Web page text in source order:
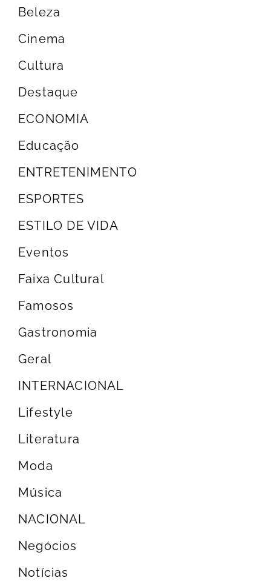
Beleza
Cinema
Cultura
Destaque
ECONOMIA
Educação
ENTRETENIMENTO
ESPORTES
ESTILO DE VIDA
Eventos
Faixa Cultural
Famosos
Gastronomia
Geral
INTERNACIONAL
Lifestyle
Literatura
Moda
Música
NACIONAL
Negócios
Notícias